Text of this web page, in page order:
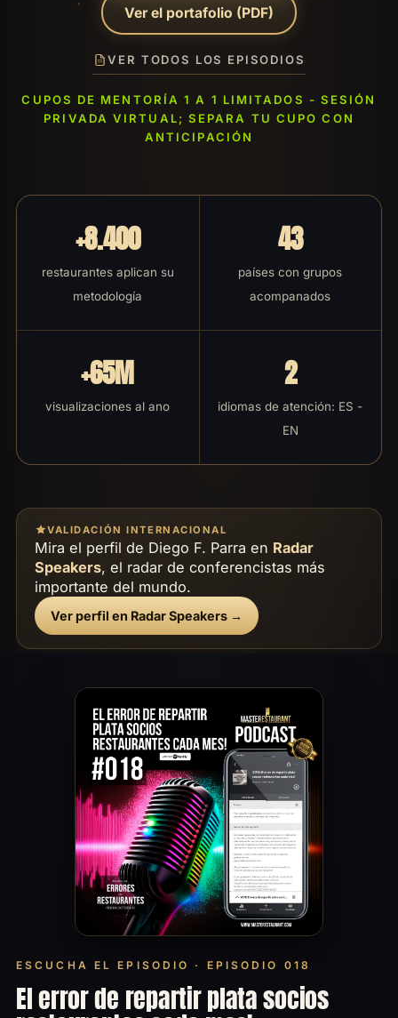
Ver el portafolio (PDF)
VER TODOS LOS EPISODIOS
CUPOS DE MENTORÍA 1 A 1 LIMITADOS - SESIÓN
PRIVADA VIRTUAL; SEPARA TU CUPO CON
ANTICIPACIÓN
+8.400
restaurantes aplican su
metodología
43
países con grupos
acompanados
+65M
visualizaciones al ano
2
idiomas de atención: ES -
EN
VALIDACIÓN INTERNACIONAL
Mira el perfil de Diego F. Parra en Radar
Speakers, el radar de conferencistas más
importante del mundo.
Ver perfil en Radar Speakers →
ESCUCHA EL EPISODIO · EPISODIO 018
El error de repartir plata socios